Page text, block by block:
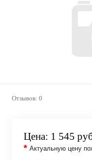
Отзывов: 0
Цена: 1 545
* Актуальную цену